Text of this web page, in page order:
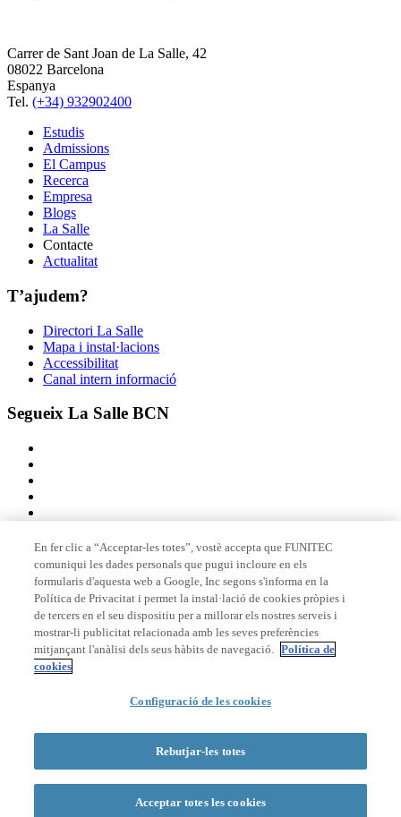
Carrer de Sant Joan de La Salle, 42
08022 Barcelona
Espanya
Tel. (+34) 932902400
Estudis
Admissions
El Campus
Recerca
Empresa
Blogs
La Salle
Contacte
Actualitat
T’ajudem?
Directori La Salle
Mapa i instal·lacions
Accessibilitat
Canal intern informació
Segueix La Salle BCN
Membre de
Acreditacions
© 2026 La Salle Campus Barcelona - URL |Avís legal
Formulari de cerca
En fer clic a “Acceptar-les totes”, vostè accepta que FUNITEC
comuniqui les dades personals que pugui incloure en els
formularis d'aquesta web a Google, Inc segons s'informa en la
Política de Privacitat i permet la instal·lació de cookies pròpies i
de tercers en el seu dispositiu per a millorar els nostres serveis i
mostrar-li publicitat relacionada amb les seves preferències
mitjançant l'anàlisi dels seus hàbits de navegació. Política de
cookies
Configuració de les cookies
Rebutjar-les totes
Acceptar totes les cookies